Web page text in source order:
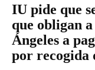
IU pide que
que obligan
Ángeles a
por recogida